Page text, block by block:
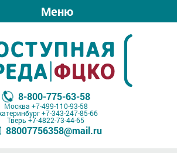
Меню
8-800-775-63-58
Москва +7-499-110-93-58
+7-343-247-85-66
Тверь +7-4822-73-44-65
88007756358@mail.ru